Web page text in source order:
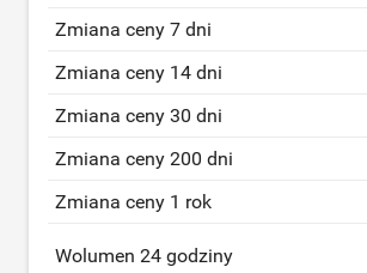
Zmiana ceny 7 dni
Zmiana ceny 14 dni
Zmiana ceny 30 dni
Zmiana ceny 200 dni
Zmiana ceny 1 rok
Wolumen 24 godziny